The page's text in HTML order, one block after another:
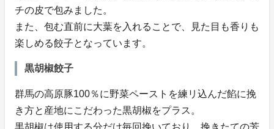
チの皮で包みました。
また、包む直前に大葉を入れることで、見た目も香りも
楽しめる餃子となっています。
黒胡椒餃子
群馬の高原豚100％に野菜ペーストを練リ込んだ餡に挽
き方と産地にこだわった黒胡椒をプラス。